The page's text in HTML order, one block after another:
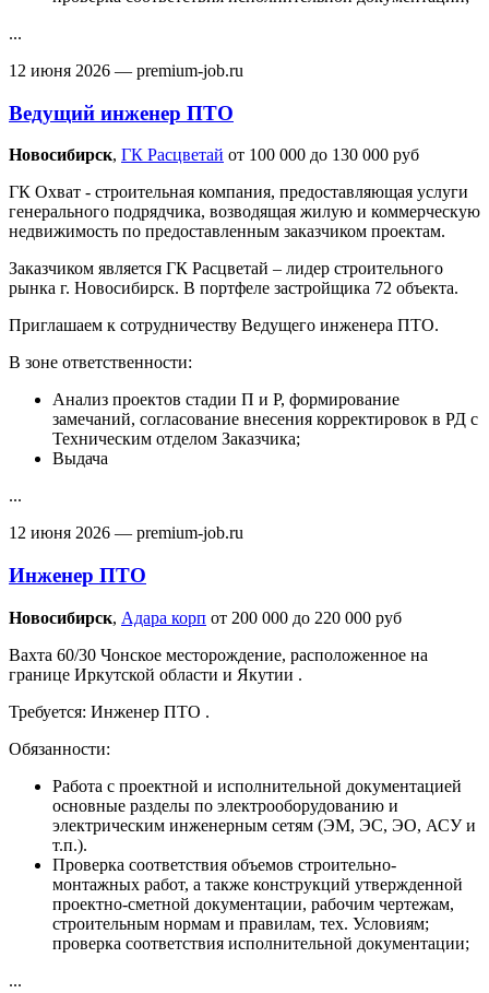
...
12 июня 2026 — premium-job.ru
Ведущий инженер ПТО
Новосибирск‎, ГК Расцветай от 100 000 до 130 000 руб
ГК Охват - строительная компания, предоставляющая услуги
генерального подрядчика, возводящая жилую и коммерческую
недвижимость по предоставленным заказчиком проектам.
Заказчиком является ГК Расцветай – лидер строительного
рынка г. Новосибирск. В портфеле застройщика 72 объекта.
Приглашаем к сотрудничеству Ведущего инженера ПТО.
В зоне ответственности:
Анализ проектов стадии П и Р, формирование
замечаний, согласование внесения корректировок в РД с
Техническим отделом Заказчика;
Выдача
...
12 июня 2026 — premium-job.ru
Инженер ПТО
Новосибирск‎, Адара корп от 200 000 до 220 000 руб
Вахта 60/30 Чонское месторождение, расположенное на
границе Иркутской области и Якутии .
Требуется: Инженер ПТО .
Обязанности:
Работа с проектной и исполнительной документацией
основные разделы по электрооборудованию и
электрическим инженерным сетям (ЭМ, ЭС, ЭО, АСУ и
т.п.).
Проверка соответствия объемов строительно-
монтажных работ, а также конструкций утвержденной
проектно-сметной документации, рабочим чертежам,
строительным нормам и правилам, тех. Условиям;
проверка соответствия исполнительной документации;
...